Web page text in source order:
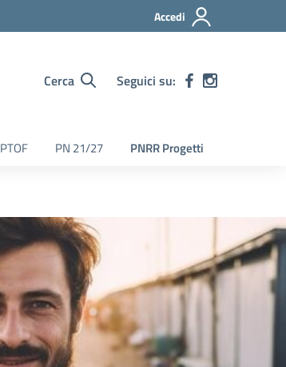
Accedi
Cerca Seguici su:
PTOF PN 21/27 PNRR Progetti